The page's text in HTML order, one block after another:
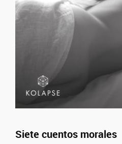
Siete cuentos morales